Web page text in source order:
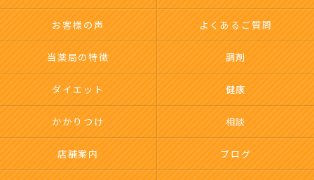
お客様の声 よくあるご質問
当薬局の特徴 調剤
ダイエット 健康
かかりつけ 相談
店舗案内 ブログ